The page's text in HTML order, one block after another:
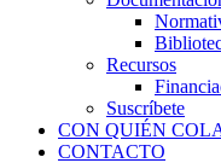
Recursos
Suscríbete
CON QUIÉN
CONTACTO